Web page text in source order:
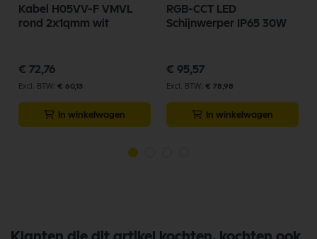
Kabel H05VV-F VMVL
rond 2x1qmm wit
€ 72,76
€ 60,13
In winkelwagen
RGB-CCT LED
Schijnwerper IP65 30W
€ 95,57
€ 78,98
In winkelwagen